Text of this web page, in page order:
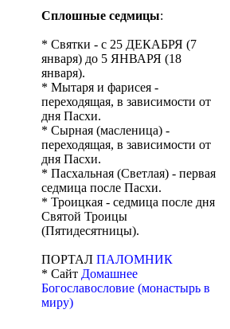
Сплошные седмицы:
* Святки - с 25 ДЕКАБРЯ (7
января) до 5 ЯНВАРЯ (18
января).
* Мытаря и фарисея -
переходящая, в зависимости от
дня Пасхи.
* Сырная (масленица) -
переходящая, в зависимости от
дня Пасхи.
* Пасхальная (Светлая) - первая
седмица после Пасхи.
* Троицкая - седмица после дня
Святой Троицы
(Пятидесятницы).
ПОРТАЛ ПАЛОМНИК
* Сайт Домашнее
Богославословие (монастырь в
миру)